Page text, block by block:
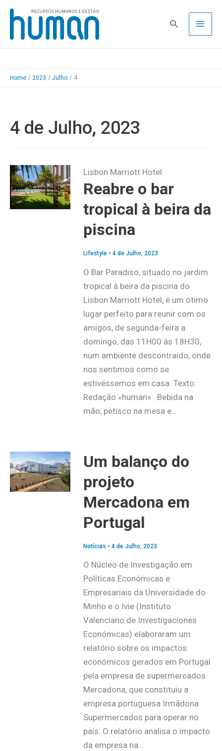
Skip
content
Pesquisa
Home 2023 Julho 4
4 de Julho, 2023
Lisbon Marriott Hotel
Reabre o bar
tropical à beira da
piscina
Lifestyle• 4 de Julho, 2023
O Bar Paradiso, situado no jardim
tropical à beira da piscina do
Lisbon Marriott Hotel, é um ótimo
lugar perfeito para reunir com os
amigos, de segunda-feira a
domingo, das 11H00 às 18H30,
num ambiente descontraído, onde
nos sentimos como se
estivéssemos em casa. Texto:
Redação «human» . Bebida na
mão, petisco na mesa e…
Um balanço do
projeto
Mercadona em
Portugal
Notícias • 4 de Julho, 2023
O Núcleo de Investigação em
Políticas Económicas e
Empresariais da Universidade do
Minho e o Ivie (Instituto
Valenciano de Investigaciones
Económicas) elaboraram um
relatório sobre os impactos
económicos gerados em Portugal
pela empresa de supermercados
Mercadona, que constituiu a
empresa portuguesa Irmãdona
Supermercados para operar no
país. O relatório analisa o impacto
da empresa na…